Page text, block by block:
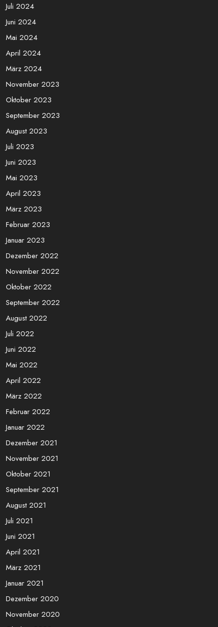
Juli 2024
Juni 2024
Mai 2024
April 2024
März 2024
November 2023
Oktober 2023
September 2023
August 2023
Juli 2023
Juni 2023
Mai 2023
April 2023
März 2023
Februar 2023
Januar 2023
Dezember 2022
November 2022
Oktober 2022
September 2022
August 2022
Juli 2022
Juni 2022
Mai 2022
April 2022
März 2022
Februar 2022
Januar 2022
Dezember 2021
November 2021
Oktober 2021
September 2021
August 2021
Juli 2021
Juni 2021
April 2021
März 2021
Januar 2021
Dezember 2020
November 2020